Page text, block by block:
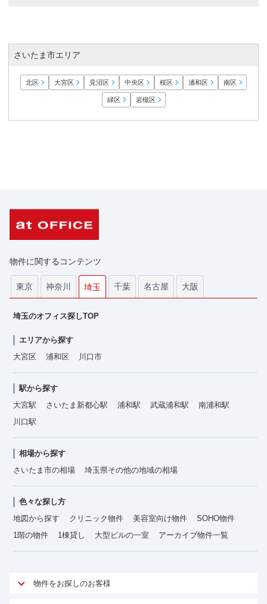
さいたま市エリア
北区 大宮区 見沼区 中央区 桜区 浦和区 南区
緑区 岩槻区
物件に関するコンテンツ
東京 神奈川 埼玉 千葉 名古屋 大阪
埼玉のオフィス探しTOP
エリアから探す
大宮区
浦和区 川口市
駅から探す
大宮駅
さいたま新都心駅 浦和駅 武蔵浦和駅
南浦和駅
川口駅
相場から探す
さいたま市の相場
埼玉県その他の地域の相場
色々な探し方
地図から探す
クリニック物件 美容室向け物件
SOHO物件
1階の物件
1棟貸し 大型ビルの一室 アーカイブ物件一覧
物件をお探しのお客様